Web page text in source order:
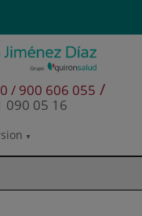
/ 900 606 055 /
090 05 16